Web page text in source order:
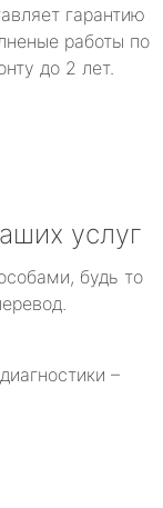
гарантию
работы по
до 2 лет.
услуг
будь то
–